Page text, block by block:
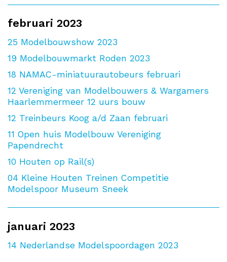
februari 2023
25 Modelbouwshow 2023
19 Modelbouwmarkt Roden 2023
18 NAMAC-miniatuurautobeurs februari
12 Vereniging van Modelbouwers & Wargamers
Haarlemmermeer 12 uurs bouw
12 Treinbeurs Koog a/d Zaan februari
11 Open huis Modelbouw Vereniging
Papendrecht
10 Houten op Rail(s)
04 Kleine Houten Treinen Competitie
Modelspoor Museum Sneek
januari 2023
14 Nederlandse Modelspoordagen 2023